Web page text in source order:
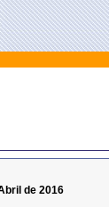
de 2016